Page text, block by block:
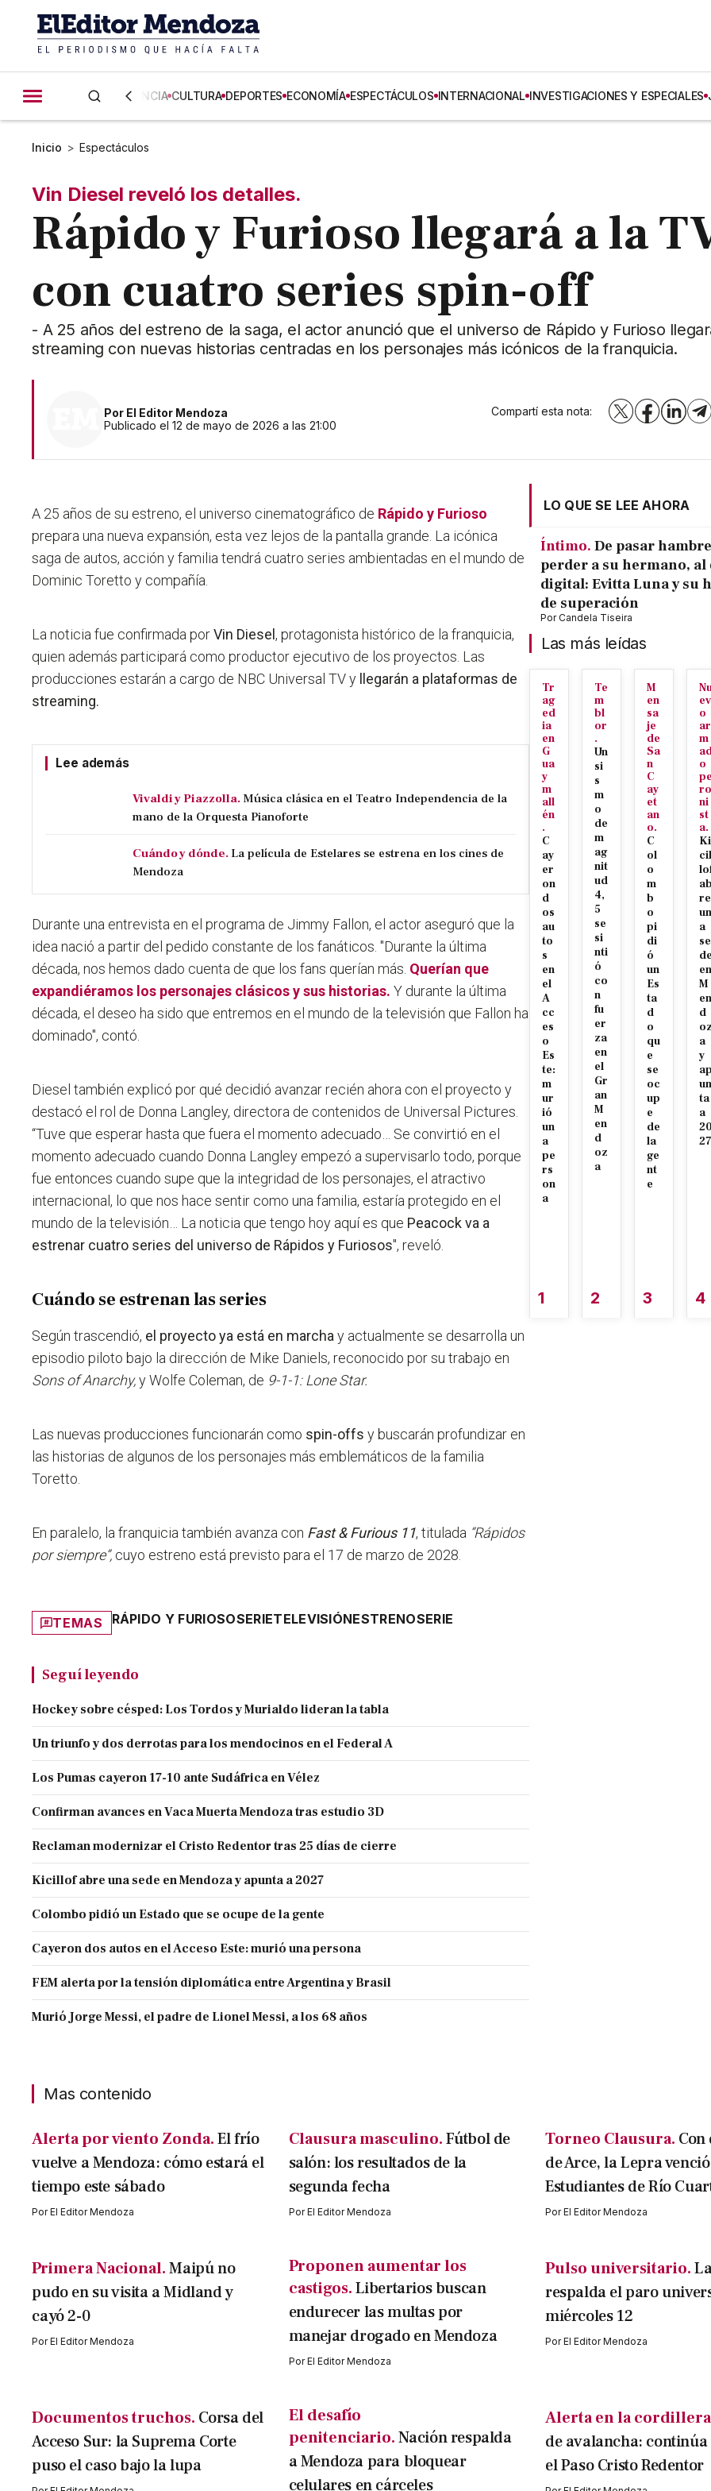
CIENCIA CULTURA DEPORTES ECONOMÍA ESPECTÁCULOS INTERNACIONAL INVESTIGACIONES Y ESPECIALES
Inicio > Espectáculos
Vin Diesel reveló los detalles.
Rápido y Furioso llegará a la
con cuatro series spin-off
- A 25 años del estreno de la saga, el actor anunció que el universo de Rápido y Furioso
streaming con nuevas historias centradas en los personajes más icónicos de la franquicia.
Por El Editor Mendoza
Publicado el 12 de mayo de 2026 a las 21:00
Compartí esta nota: X Facebook
A 25 años de su estreno, el universo cinematográfico de Rápido y Furioso
prepara una nueva expansión, esta vez lejos de la pantalla grande. La icónica
saga de autos, acción y familia tendrá cuatro series ambientadas en el mundo de
Dominic Toretto y compañía.
La noticia fue confirmada porVin Diesel, protagonista histórico de la franquicia,
quien además participará como productor ejecutivo de los proyectos. Las
producciones estarán a cargo de NBC Universal TV y
llegarán a plataformas de
streaming.
Lee además
Vivaldi y Piazzolla. Música clásica en el Teatro Independencia de la
mano de la Orquesta Pianoforte
Cuándo y dónde. La película de Estelares se estrena en los cines de
Mendoza
Durante una entrevista en el programa de Jimmy Fallon, el actor aseguró que la
idea nació a partir del pedido constante de los fanáticos. "Durante la última
década, nos hemos dado cuenta de que los fans querían más. Querían que
expandiéramos los personajes clásicos y sus historias.Y durante la última
década, el deseo ha sido que entremos en el mundo de la televisión que Fallon ha
dominado", contó.
Diesel también explicó por qué decidió avanzar recién ahora con el proyecto y
destacó el rol de Donna Langley, directora de contenidos de Universal Pictures.
“Tuve que esperar hasta que fuera el momento adecuado… Se convirtió en el
momento adecuado cuando Donna Langley empezó a supervisarlo todo, porque
fue entonces cuando supe que la integridad de los personajes, el atractivo
internacional, lo que nos hace sentir como una familia, estaría protegido en el
mundo de la televisión…
La noticia que tengo hoy aquí es que Peacock va a
estrenar cuatro series del universo de Rápidos y Furiosos", reveló.
Cuándo se estrenan las series
Según trascendió, el proyecto ya está en marcha y actualmente se desarrolla un
episodio piloto bajo la dirección de Mike Daniels, reconocido por su trabajo en
Sons of Anarchy,y Wolfe Coleman, de 9-1-1: Lone Star.
Las nuevas producciones funcionarán como spin-offsy buscarán profundizar en
las historias de algunos de los personajes más emblemáticos de la familia
Toretto.
En paralelo, la franquicia también avanza con Fast & Furious 11, titulada “Rápidos
por siempre”, cuyo estreno está previsto para el 17 de marzo de 2028.
TEMAS RÁPIDO Y FURIOSOSERIETELEVISIÓNESTRENOSERIE
Seguí leyendo
Hockey sobre césped: Los Tordos y Murialdo lideran la tabla
Un triunfo y dos derrotas para los mendocinos en el Federal A
Los Pumas cayeron 17-10 ante Sudáfrica en Vélez
Confirman avances en Vaca Muerta Mendoza tras estudio 3D
Reclaman modernizar el Cristo Redentor tras 25 días de cierre
Kicillof abre una sede en Mendoza y apunta a 2027
Colombo pidió un Estado que se ocupe de la gente
Cayeron dos autos en el Acceso Este: murió una persona
FEM alerta por la tensión diplomática entre Argentina y Brasil
Murió Jorge Messi, el padre de Lionel Messi, a los 68 años
LO QUE SE LEE AHORA
Íntimo. De pasar
perder a su hermano, al
digital: Evitta Luna y su
de superación
PorCandela Tiseira
Las más leídas
Tr
ag
ed
ia
en
G
ua
y
m
all
én
.
C
ay
er
on
d
os
au
to
s
en
el
A
cc
es
o
Es
te:
m
ur
ió
un
a
pe
rs
on
a
1
Te
m
bl
or
.
Un
si
s
m
o
de
m
ag
nit
ud
4,
5
se
si
nti
ó
co
n
fu
er
za
en
el
Gr
an
M
en
d
oz
a
2
M
en
sa
je
de
Sa
n
C
ay
et
an
o.
C
ol
o
m
b
o
pi
di
ó
un
Es
ta
d
o
qu
e
se
oc
up
e
de
la
ge
nt
e
3
ev
o
ar
m
o
pe
ro
ni
st
a.
Ki
cil
ab
re
un
a
se
de
en
M
en
d
oz
a
y
ap
un
ta
a
20
27
4
Mas contenido
Alerta por viento Zonda. El frío
vuelve a Mendoza: cómo estará el
tiempo este sábado
PorEl Editor Mendoza
Clausura masculino.Fútbol de
salón: los resultados de la
segunda fecha
PorEl Editor Mendoza
Torneo Clausura. Con
de Arce, la Lepra
Estudiantes de Río
PorEl Editor Mendoza
Primera Nacional. Maipú no
pudo en su visita a Midland y
cayó 2-0
PorEl Editor Mendoza
Proponen aumentar los
castigos.Libertarios buscan
endurecer las multas por
manejar drogado en Mendoza
PorEl Editor Mendoza
Pulso universitario.
respalda el paro
miércoles 12
PorEl Editor Mendoza
Documentos truchos. Corsa del
Acceso Sur: la Suprema Corte
puso el caso bajo la lupa
El desafío
penitenciario.Nación respalda
a Mendoza para bloquear
celulares en cárceles
Alerta en la
de avalancha:
el Paso Cristo Redentor